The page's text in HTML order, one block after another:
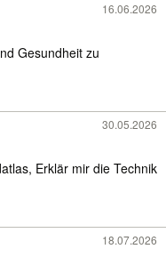
16.06.2026
Gesundheit zu
30.05.2026
Erklär mir die Technik
18.07.2026